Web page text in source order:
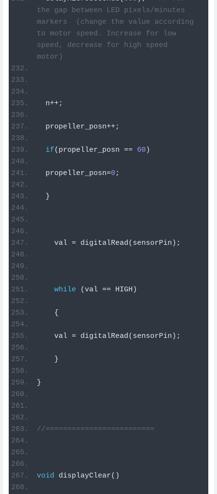
the gap between LED pixels/minutes
markers  (change the value according
to motor speed. Increase for low
speed, decrease for high speed
motor)
  n
++;
  propeller_posn
++;
if( propeller_posn == 60 )
  propeller_posn
=0 ;
}
    val
= digitalRead( sensorPin );
while (val == HIGH )
{
    val
= digitalRead( sensorPin );
}
}
//=========================
void displayClear()